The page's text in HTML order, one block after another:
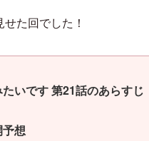
た回でした！
いです 第21話のあらすじ
想